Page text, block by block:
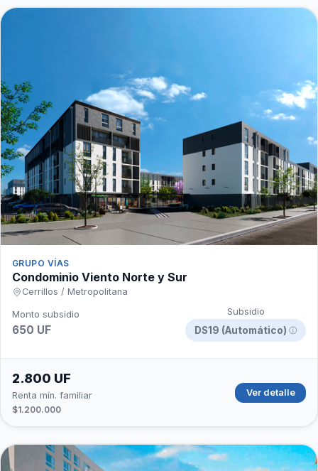
GRUPO VÍAS
Condominio Viento Norte y Sur
Cerrillos / Metropolitana
Monto subsidio
650 UF
Subsidio
DS19 (Automático) ⓘ
2.800 UF
Renta mín. familiar
$1.200.000
Ver detalle